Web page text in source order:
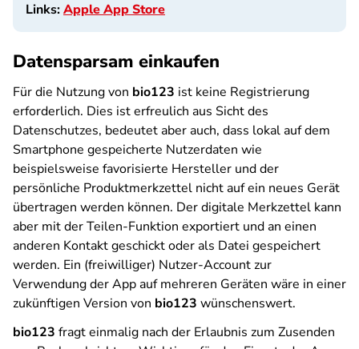
Links:Apple App Store
Datensparsam einkaufen
Für die Nutzung von bio123 ist keine Registrierung
erforderlich. Dies ist erfreulich aus Sicht des
Datenschutzes, bedeutet aber auch, dass lokal auf dem
Smartphone gespeicherte Nutzerdaten wie
beispielsweise favorisierte Hersteller und der
persönliche Produktmerkzettel nicht auf ein neues Gerät
übertragen werden können. Der digitale Merkzettel kann
aber mit der Teilen-Funktion exportiert und an einen
anderen Kontakt geschickt oder als Datei gespeichert
werden. Ein (freiwilliger) Nutzer-Account zur
Verwendung der App auf mehreren Geräten wäre in einer
zukünftigen Version von bio123 wünschenswert.
bio123 fragt einmalig nach der Erlaubnis zum Zusenden